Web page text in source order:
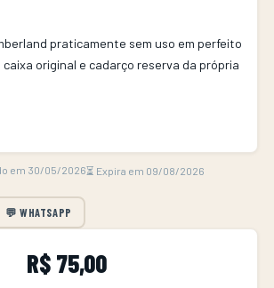
original e cadarço reserva da própria
em 30/05/2026⏳ Expira em 09/08/2026
💬 WHATSAPP
R$ 75,00